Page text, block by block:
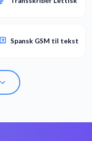
Spansk GSM til tekst